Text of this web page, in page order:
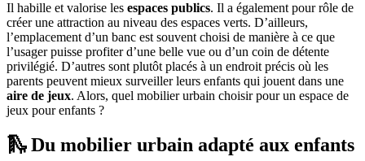
Il habille et valorise les espaces publics. Il a également pour rôle de
créer une attraction au niveau des espaces verts. D’ailleurs,
l’emplacement d’un banc est souvent choisi de manière à ce que
l’usager puisse profiter d’une belle vue ou d’un coin de détente
privilégié. D’autres sont plutôt placés à un endroit précis où les
parents peuvent mieux surveiller leurs enfants qui jouent dans une
aire de jeux. Alors, quel mobilier urbain choisir pour un espace de
jeux pour enfants ?
🛝 Du mobilier urbain adapté aux enfants